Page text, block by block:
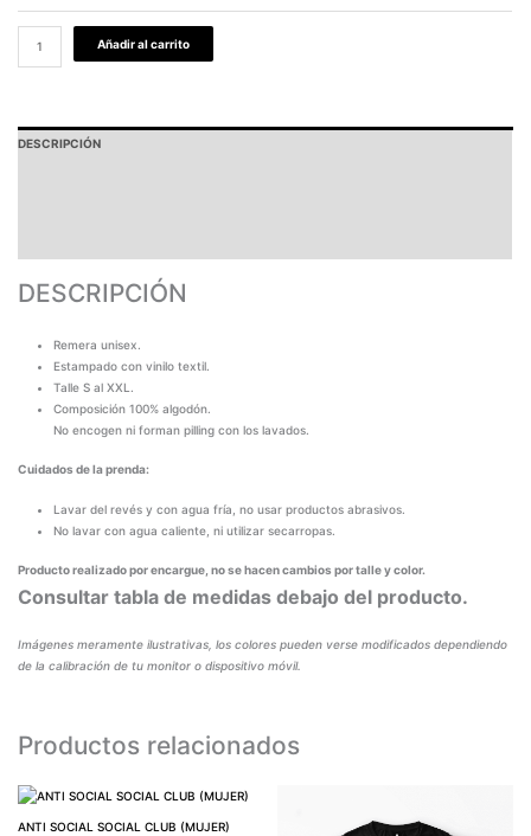
Añadir al carrito
DESCRIPCIÓN
DESCRIPCIÓN
Remera unisex.
Estampado con vinilo textil.
Talle S al XXL.
Composición 100% algodón.
No encogen ni forman pilling con los lavados.
Cuidados de la prenda:
Lavar del revés y con agua fría, no usar productos abrasivos.
No lavar con agua caliente, ni utilizar secarropas.
Producto realizado por encargue, no se hacen cambios por talle y color.
Consultar tabla de medidas debajo del producto.
Imágenes meramente ilustrativas, los colores pueden verse modificados dependiendo
de la calibración de tu monitor o dispositivo móvil.
Productos relacionados
ANTI SOCIAL SOCIAL CLUB (MUJER)